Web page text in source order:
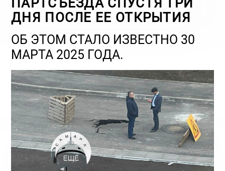
ПАРТСЪЕЗДА СПУСТЯ ТРИ
ДНЯ ПОСЛЕ ЕЕ ОТКРЫТИЯ
ОБ ЭТОМ СТАЛО ИЗВЕСТНО 30
МАРТА 2025 ГОДА.